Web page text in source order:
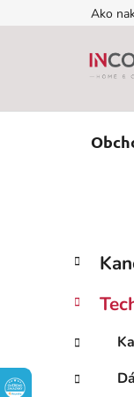
na
Ako
B
č
ý
p
Preskočiť
kategórie
K
a
e
ó
r
i